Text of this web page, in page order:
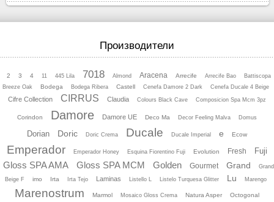
Производители
2 3 4 11 445 Lila 7018 Almond Aracena Arrecife Arrecife Bao
Battiscopa
Breeze Oak
Bodega Bodega Ribera Castell Cenefa Damore 2 Dark Cenefa Ducale 4 Beige
Cifre Collection CIRRUS Claudia Colours Black Cave Composicion Spa Mcm 3pz
Corindon Damore Damore UE Deco Ma Decor Feeling Malva Domus
Dorian Doric Doric Crema Ducale Ducale Imperial e Ecow
Emperador Emperador Honey Esquina Fiorentino Fuji Evolution Fresh Fuji
Gloss SPA AMA Gloss SPA MCM Golden Gourmet Grand Grand
Beige F imo Irta Irta Tejo Laminas Listello L Listelo Turquesa Glitter Lu Marengo
Marenostrum Marmol Mosaico Gloss Crema Natura Asper
Octogonal